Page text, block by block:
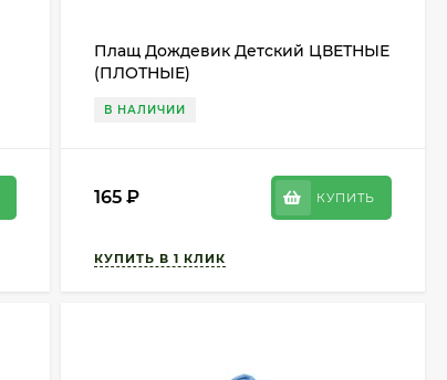
Плащ Дождевик Детский ЦВЕТНЫЕ
(ПЛОТНЫЕ)
В НАЛИЧИИ
165 ₽ КУПИТЬ